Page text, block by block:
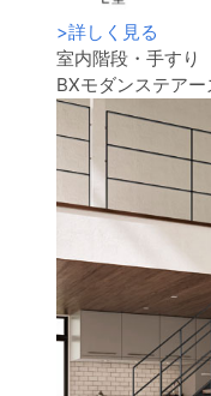
>詳しく見る
室内階段・手すり
BXモダンステアー